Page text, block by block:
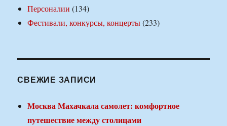
Персоналии (134)
Фестивали, конкурсы, концерты(233)
СВЕЖИЕ ЗАПИСИ
Москва Махачкала самолет: комфортное
путешествие между столицами